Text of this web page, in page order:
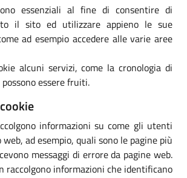
essenziali al fine di consentire di
il sito ed utilizzare appieno le sue
ad esempio accedere alle varie aree
alcuni servizi, come la cronologia di
essere fruiti.
informazioni su come gli utenti
ad esempio, quali sono le pagine più
messaggi di errore da pagine web.
raccolgono informazioni che identificano